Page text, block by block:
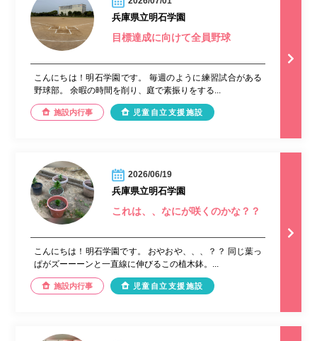
兵庫県立明石学園
目標達成に向けて全員野球
こんにちは！明石学園です。 毎週のように練習試合がある
野球部。 余暇の時間を削り、庭で素振りをする...
施設内行事 児童自立支援施設
2026/06/19
兵庫県立明石学園
これは、、なにが咲くのかな？？
こんにちは！明石学園です。 おやおや、、、？？ 同じ葉っ
ぱがズーーーンと一直線に伸びるこの植木鉢。...
施設内行事 児童自立支援施設